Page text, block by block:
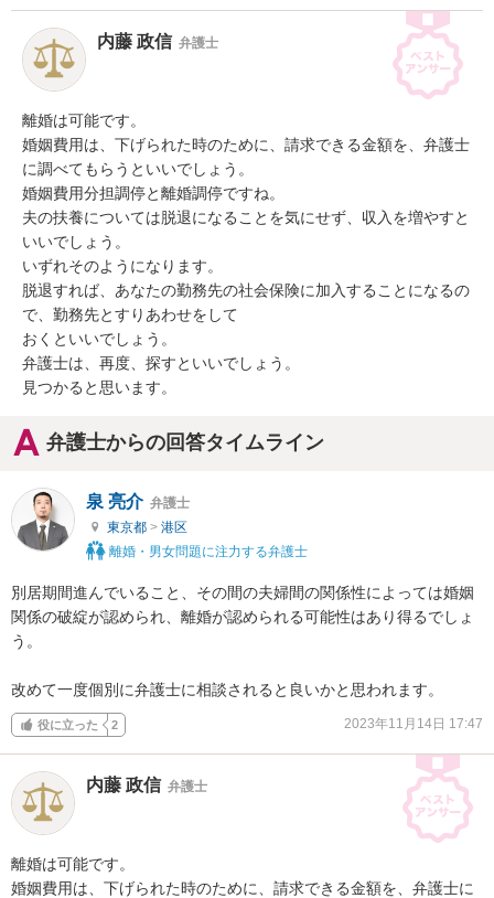
内藤 政信 弁護士
離婚は可能です。
婚姻費用は、下げられた時のために、請求できる金額を、弁護士
に調べてもらうといいでしょう。
婚姻費用分担調停と離婚調停ですね。
夫の扶養については脱退になることを気にせず、収入を増やすと
いいでしょう。
いずれそのようになります。
脱退すれば、あなたの勤務先の社会保険に加入することになるの
で、勤務先とすりあわせをして
おくといいでしょう。
弁護士は、再度、探すといいでしょう。
見つかると思います。
弁護士からの回答タイムライン
泉 亮介 弁護士
東京都 > 港区
離婚・男女問題に注力する弁護士
別居期間進んでいること、その間の夫婦間の関係性によっては婚姻
関係の破綻が認められ、離婚が認められる可能性はあり得るでしょ
う。
改めて一度個別に弁護士に相談されると良いかと思われます。
役に立った 2 2023年11月14日 17:47
内藤 政信 弁護士
離婚は可能です。
婚姻費用は、下げられた時のために、請求できる金額を、弁護士に